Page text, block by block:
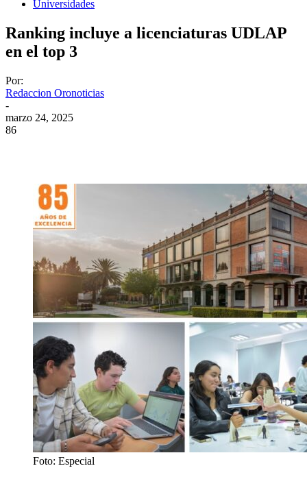
Universidades
Ranking incluye a licenciaturas UDLAP
en el top 3
Por:
Redaccion Oronoticias
-
marzo 24, 2025
86
Foto: Especial